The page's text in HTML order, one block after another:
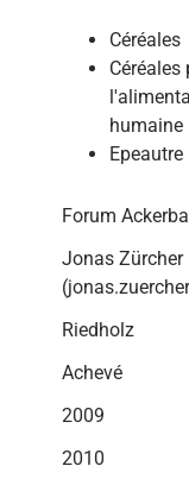
Céréales
Céréales
humaine
Epeautre
Forum
Jonas Zürcher
Riedholz
Achevé
2009
2010